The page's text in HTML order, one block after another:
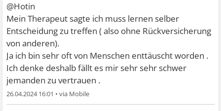
@Hotin
Mein Therapeut sagte ich muss lernen selber
Entscheidung zu treffen ( also ohne Rückversicherung
von anderen).
Ja ich bin sehr oft von Menschen enttäuscht worden .
Ich denke deshalb fällt es mir sehr sehr schwer
jemanden zu vertrauen .
26.04.2024 16:01 •